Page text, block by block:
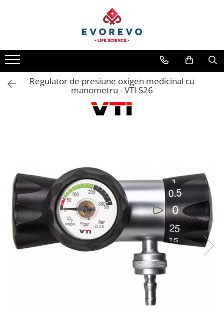
Medical
Nebulizatoare
Concentratoare oxigen
Lampi operatie
Negatoscoape
Holter EKG
Perfuzomate
Injectomate
Regulator de presiune oxigen medicinal cu
manometru - VTI S26